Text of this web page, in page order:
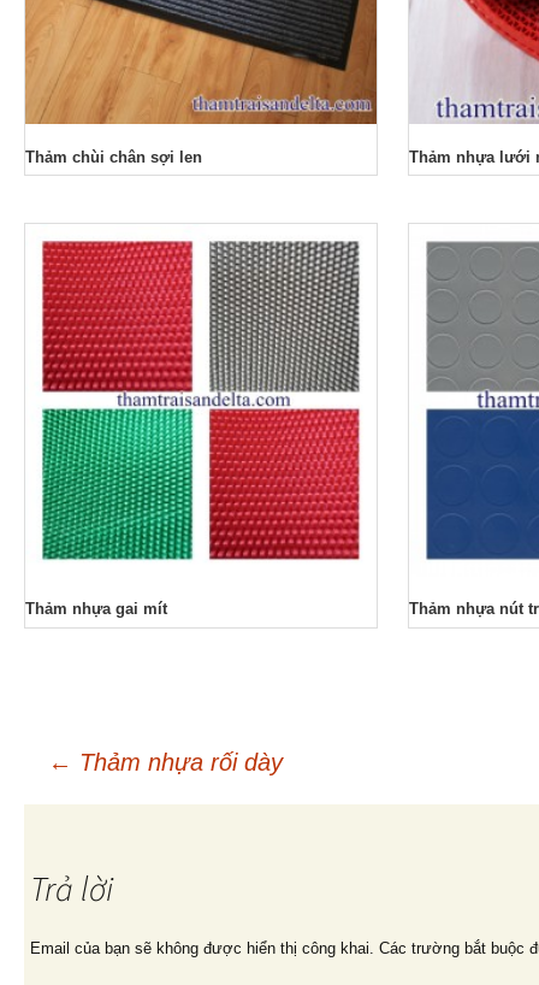
Thảm chùi chân sợi len Thảm nhựa lưới
Thảm nhựa gai mít Thảm nhựa nút
Điều
hướng
bài
← Thảm nhựa rối dày
Trả lời
Email của bạn sẽ không được hiển thị công khai. Các trường bắt buộc